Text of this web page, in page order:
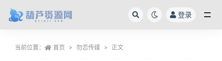
登录
当前位置： 首页 勿恋传媒 正文